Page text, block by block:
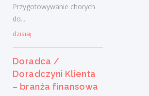
Więcej ofert pracy
Praca
Praca
Przygotowywanie chorych
do...
dzisiaj
Doradca /
Doradczyni Klienta
– branża finansowa